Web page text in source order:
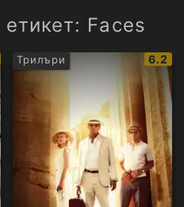
Faces
Трилъри
IMDb
6.2